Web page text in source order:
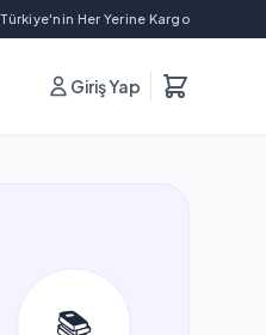
Türkiye'nin Her Yerine Kargo
Giriş Yap
📚